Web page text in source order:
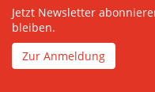
Jetzt Newsletter
bleiben.
Zur Anmeldung